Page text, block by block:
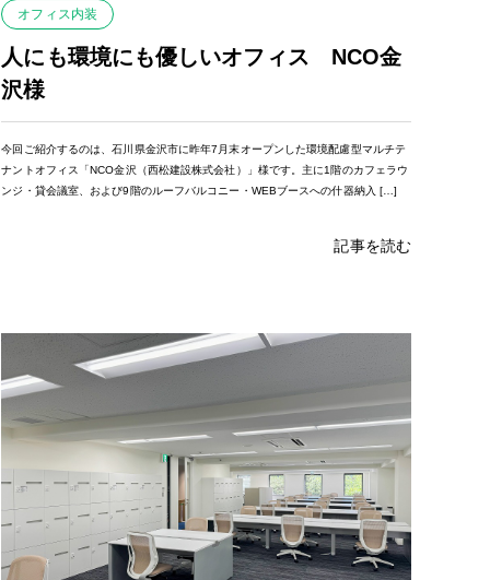
オフィス内装
人にも環境にも優しいオフィス NCO金
沢様
今回ご紹介するのは、石川県金沢市に昨年7月末オープンした環境配慮型マルチテ
ナントオフィス「NCO金沢（西松建設株式会社）」様です。主に1階のカフェラウ
ンジ・貸会議室、および9階のルーフバルコニー・WEBブースへの什器納入 […]
記事を読む